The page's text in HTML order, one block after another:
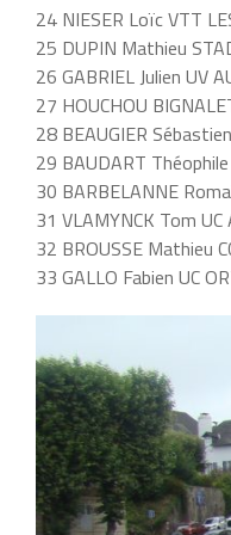
24 NIESER Loïc VTT
25 DUPIN Mathieu
26 GABRIEL Julien UV
27 HOUCHOU
28 BEAUGIER
29 BAUDART Théophile
30 BARBELANNE
31 VLAMYNCK Tom UC
32 BROUSSE Mathieu
33 GALLO Fabien UC